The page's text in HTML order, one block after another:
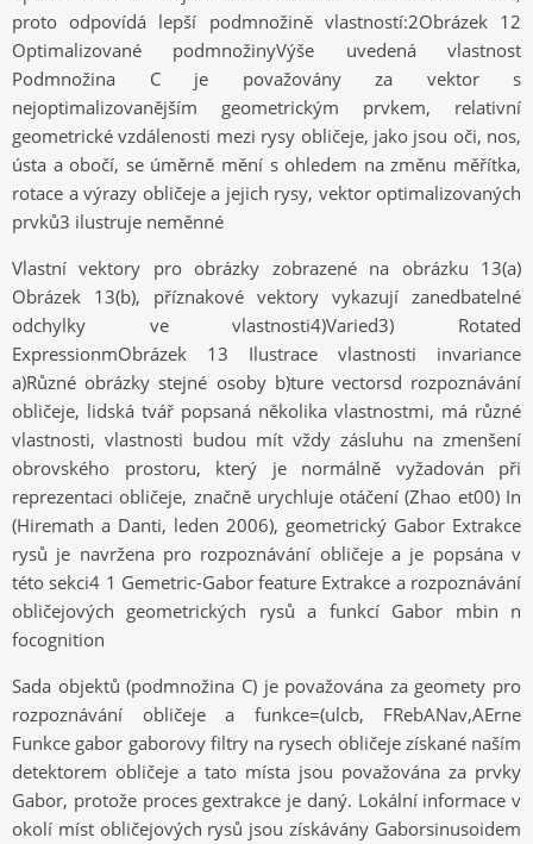
proto odpovídá lepší podmnožině vlastností:2Obrázek 12
Optimalizované podmnožinyVýše uvedená vlastnost
Podmnožina C je považovány za vektor s
nejoptimalizovanějším geometrickým prvkem, relativní
geometrické vzdálenosti mezi rysy obličeje, jako jsou oči, nos,
ústa a obočí, se úměrně mění s ohledem na změnu měřítka,
rotace a výrazy obličeje a jejich rysy, vektor optimalizovaných
prvků3 ilustruje neměnné
Vlastní vektory pro obrázky zobrazené na obrázku 13(a)
Obrázek 13(b), příznakové vektory vykazují zanedbatelné
odchylky ve vlastnosti4)Varied3) Rotated
ExpressionmObrázek 13 Ilustrace vlastnosti invariance
a)Různé obrázky stejné osoby b)ture vectorsd rozpoznávání
obličeje, lidská tvář popsaná několika vlastnostmi, má různé
vlastnosti, vlastnosti budou mít vždy zásluhu na zmenšení
obrovského prostoru, který je normálně vyžadován při
reprezentaci obličeje, značně urychluje otáčení (Zhao et00) In
(Hiremath a Danti, leden 2006), geometrický Gabor Extrakce
rysů je navržena pro rozpoznávání obličeje a je popsána v
této sekci4 1 Gemetric-Gabor feature Extrakce a rozpoznávání
obličejových geometrických rysů a funkcí Gabor mbin n
focognition
Sada objektů (podmnožina C) je považována za geomety pro
rozpoznávání obličeje a funkce=(ulcb, FRebANav,AErne
Funkce gabor gaborovy filtry na rysech obličeje získané naším
detektorem obličeje a tato místa jsou považována za prvky
Gabor, protože proces gextrakce je daný. Lokální informace v
okolí míst obličejových rysů jsou získávány Gaborsinusoidem